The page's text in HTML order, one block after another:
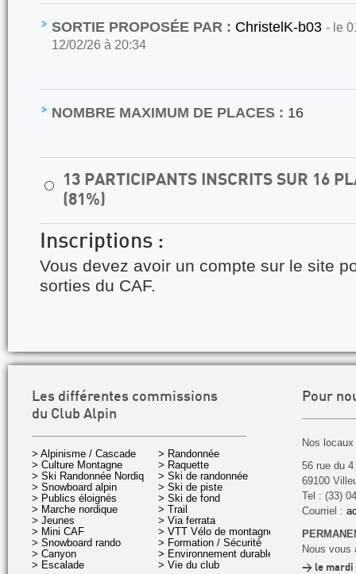
SORTIE PROPOSÉE PAR : ChristelK-b03 - le
12/02/26 à 20:34
NOMBRE MAXIMUM DE PLACES : 16
⚪
13 PARTICIPANTS INSCRITS SUR 16
(81%)
Inscriptions :
Vous devez avoir un compte sur le site
sorties du CAF.
Les différentes commissions
du Club Alpin
> Alpinisme / Cascade
> Culture Montagne
> Ski Randonnée Nordique
> Snowboard alpin
> Publics éloignés
> Marche nordique
> Jeunes
> Mini CAF
> Snowboard rando
> Canyon
> Escalade
> Randonnée
> Raquette
> Ski de randonnée
> Ski de piste
> Ski de fond
> Trail
> Via ferrata
> VTT Vélo de montagne
> Formation / Sécurité
> Environnement durable
> Vie du club
Pour
Nos
56 rue du
69100
Tel : (33)
Courriel :
Nous vous
> le mardi